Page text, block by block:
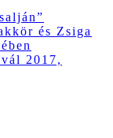
és Zsiga
2017,